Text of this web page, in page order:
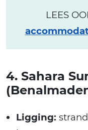
LEES
4. Sahara
Ligging: